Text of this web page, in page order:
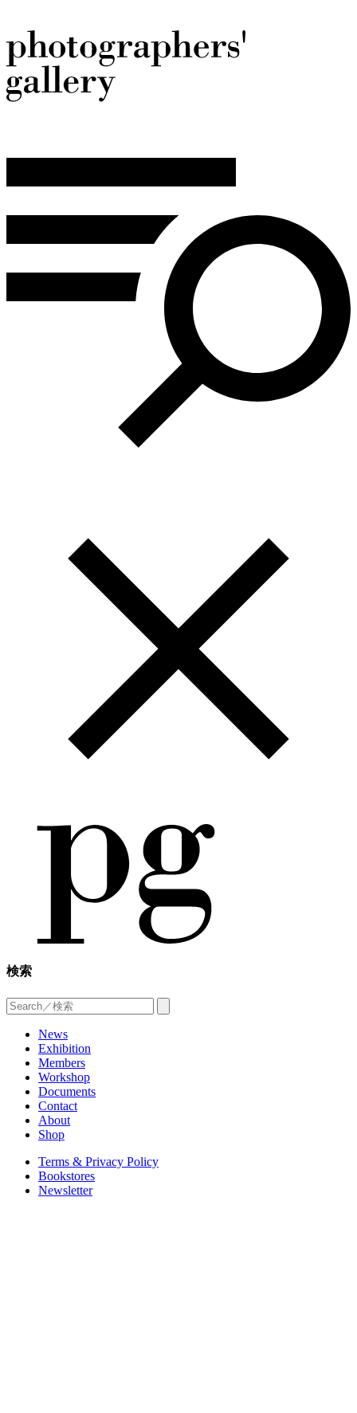
検索
News
Exhibition
Members
Workshop
Documents
Contact
About
Shop
Terms & Privacy Policy
Bookstores
Newsletter